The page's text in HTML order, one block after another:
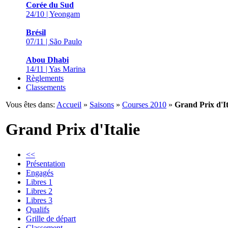
Corée du Sud
24/10 | Yeongam
Brésil
07/11 | São Paulo
Abou Dhabi
14/11 | Yas Marina
Règlements
Classements
Vous êtes dans: Accueil » Saisons » Courses 2010 » Grand Prix
Grand Prix d'Italie
<<
Présentation
Engagés
Libres 1
Libres 2
Libres 3
Qualifs
Grille de départ